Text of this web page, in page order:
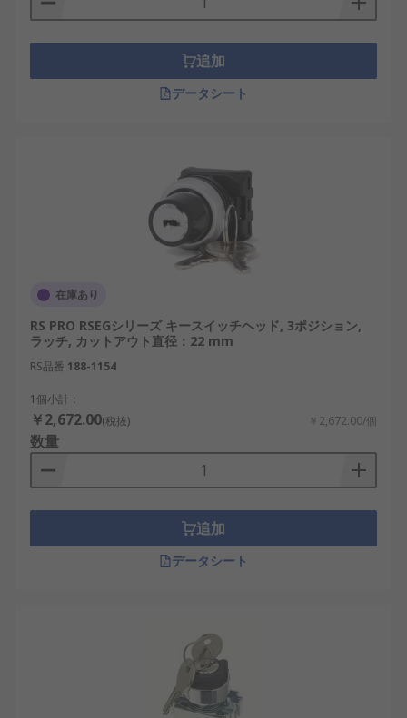
追加
データシート
在庫あり
RS PRO RSEGシリーズ キースイッチヘッド, 3ポジション,
ラッチ, カットアウト直径：22 mm
RS品番 188-1154
1個小計：
￥2,672.00(税抜) ￥2,672.00/個
数量
追加
データシート